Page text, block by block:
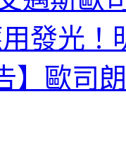
發光！
】歐司